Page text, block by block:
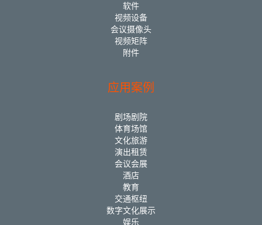
软件
视频设备
会议摄像头
视频矩阵
附件
应用案例
剧场剧院
体育场馆
文化旅游
演出租赁
会议会展
酒店
教育
交通枢纽
数字文化展示
娱乐